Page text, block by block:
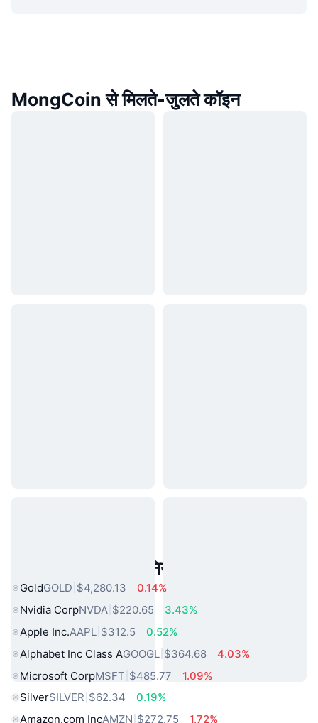
MongCoin से मिलते-जुलते कॉइन
लोकप्रिय वास्तविक दुनिया की संपत्तियां
GoldGOLD $4,280.13
0.14%
Nvidia CorpNVDA $220.65
3.43%
Apple Inc.AAPL $312.5
0.52%
Alphabet Inc Class AGOOGL $364.68
4.03%
Microsoft CorpMSFT $485.77
1.09%
SilverSILVER $62.34
0.19%
Amazon.com IncAMZN $272.75 1.72%